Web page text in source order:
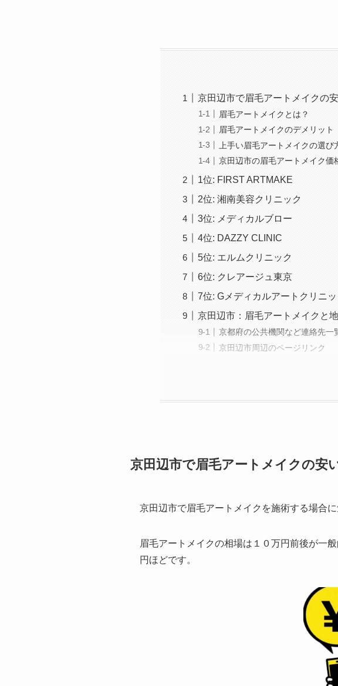
京田辺市で眉毛アートメイクの
眉毛アートメイクとは？
眉毛アートメイクのデメリット
上手い眉毛アートメイクの選び
京田辺市の眉毛アートメイク価
1位: FIRST ARTMAKE
2位: 湘南美容クリニック
3位: メディカルブロー
4位: DAZZY CLINIC
5位: エルムクリニック
6位: クレアージュ東京
7位: Gメディカルアートクリニッ
京田辺市：眉毛アートメイクと
京都府の公共機関など連絡先一
京田辺市周辺のページリンク
京田辺市で眉毛アートメイクの安
京田辺市で眉毛アートメイクを施術する場合
眉毛アートメイクの相場は１０万円前後が一
円ほどです。